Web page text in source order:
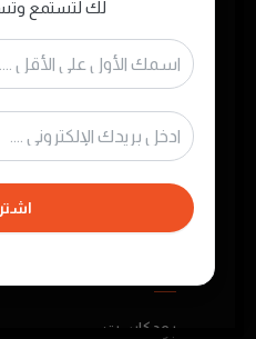
الصوتي الفلسطيني
وقت
بودكاست
لك لتستمع